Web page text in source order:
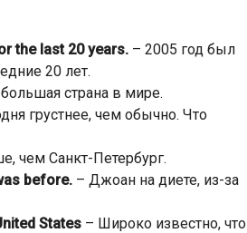
the last 20 years. – 2005 год был
20 лет.
страна в мире.
грустнее, чем обычно. Что
чем Санкт-Петербург.
before. – Джоан на диете, из-за
States – Широко известно, что